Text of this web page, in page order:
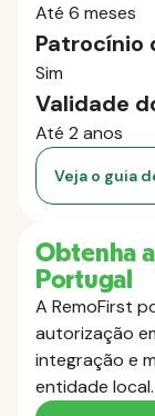
Até 6 meses
Patrocínio
Sim
Validade
Até 2 anos
Veja o guia
Obtenha
Portugal
A RemoFirst
autorização
integração e
entidade local.